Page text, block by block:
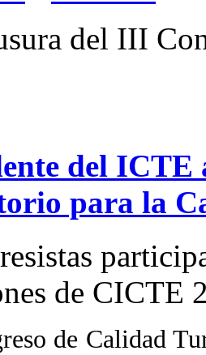
del III
del ICTE
para la
de CICTE
de Calidad